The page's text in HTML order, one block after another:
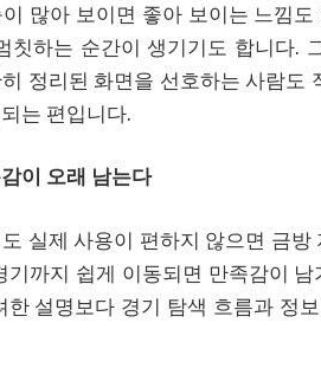
많아 보이면 좋아 보이는 느낌
칫하는 순간이 생기기도 합니다.
정리된 화면을 선호하는 사람도
는 편입니다.
이 오래 남는다
실제 사용이 편하지 않으면 금
기까지 쉽게 이동되면 만족감이
한 설명보다 경기 탐색 흐름과 정